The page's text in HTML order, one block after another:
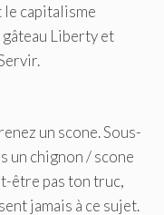
le capitalisme
Liberty et
un scone. Sous-
un chignon / scone
être pas ton truc,
jamais à ce sujet.